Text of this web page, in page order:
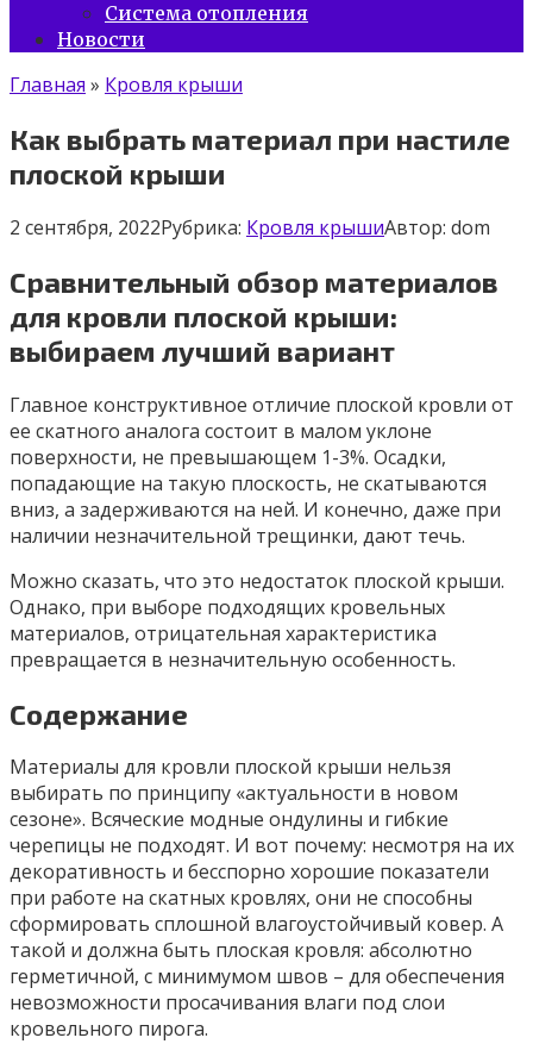
Система отопления
Новости
Главная » Кровля крыши
Как выбрать материал при настиле
плоской крыши
2 сентября, 2022Рубрика: Кровля крышиАвтор: dom
Сравнительный обзор материалов
для кровли плоской крыши:
выбираем лучший вариант
Главное конструктивное отличие плоской кровли от
ее скатного аналога состоит в малом уклоне
поверхности, не превышающем 1-3%. Осадки,
попадающие на такую плоскость, не скатываются
вниз, а задерживаются на ней. И конечно, даже при
наличии незначительной трещинки, дают течь.
Можно сказать, что это недостаток плоской крыши.
Однако, при выборе подходящих кровельных
материалов, отрицательная характеристика
превращается в незначительную особенность.
Содержание
Материалы для кровли плоской крыши нельзя
выбирать по принципу «актуальности в новом
сезоне». Всяческие модные ондулины и гибкие
черепицы не подходят. И вот почему: несмотря на их
декоративность и бесспорно хорошие показатели
при работе на скатных кровлях, они не способны
сформировать сплошной влагоустойчивый ковер. А
такой и должна быть плоская кровля: абсолютно
герметичной, с минимумом швов – для обеспечения
невозможности просачивания влаги под слои
кровельного пирога.